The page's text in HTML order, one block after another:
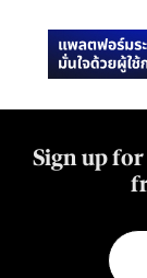
Sign up